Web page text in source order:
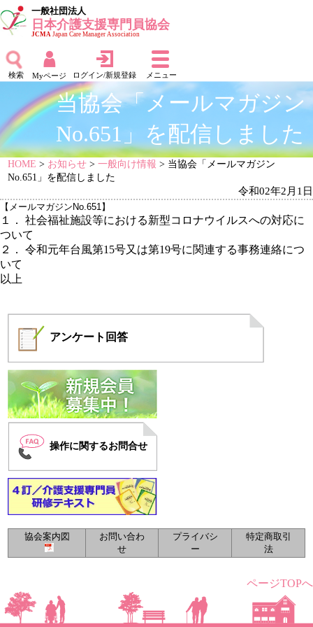
一般社団法人
日本介護支援専門員協会
JCMAJapan Care Manager Association
検索 Myページ ログイン/新規登録 メニュー
当協会「メールマガジン
No.651」を配信しました
HOME > お知らせ >一般向け情報 > 当協会「メールマガジン
No.651」を配信しました
令和02年2月1日
【メールマガジンNo.651】
１． 社会福祉施設等における新型コロナウイルスへの対応に
ついて
２． 令和元年台風第15号又は第19号に関連する事務連絡につ
いて
以上
アンケート 回答
操作に関するお問合せ
ページTOPへ
協会案内図
お問い合わ
せ
プライバシ
ー
特定商取引
法